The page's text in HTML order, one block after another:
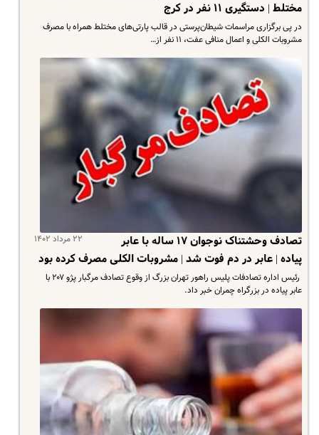
مختلط | دستگیری ۱۱ نفر در کرج
در پی برگزاری مراسمات شیطان‌پرستی در قالب پارتی‌های مختلط همراه با مصرف
مشروبات الکلی و اعمال منافی عفت، ۱۱ نفر از…
۲۲ مرداد ۱۴۰۲
تصادف وحشتناک نوجوان ۱۷ ساله با عابر
پیاده | عابر در دم فوت شد | مشروبات الکلی مصرف کرده بود
‌ رئیس اداره تصادفات پلیس راهور تهران بزرگ از وقوع تصادف مرگبار پژو ۲۰۷ با
عابر پیاده در بزرگراه چمران خبر داد.